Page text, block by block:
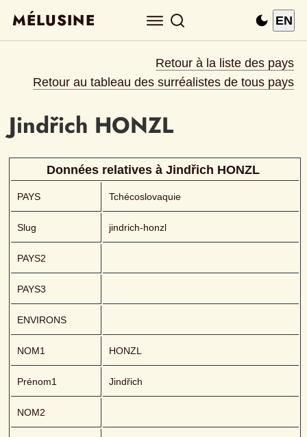
MÉLUSINE EN
Retour à la liste des pays
Retour au tableau des surréalistes de tous pays
Jindřich HONZL
Données relatives à Jindřich HONZL
PAYS Tchécoslovaquie
Slug jindrich-honzl
PAYS2
PAYS3
ENVIRONS
NOM1 HONZL
Prénom1 Jindřich
NOM2